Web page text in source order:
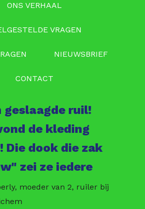
ONS VERHAAL
VRAGEN
NIEUWSBRIEF
CONTACT
geslaagde ruil!
de kleding
Die dook die zak
zei ze iedere
moeder van 2, ruiler bij